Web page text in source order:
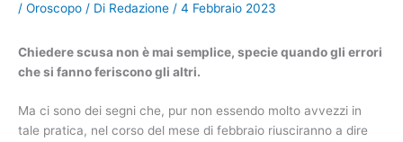
/ Oroscopo / Di Redazione / 4 Febbraio 2023
Chiedere scusa non è mai semplice, specie quando gli errori
che si fanno feriscono gli altri.
Ma ci sono dei segni che, pur non essendo molto avvezzi in
tale pratica, nel corso del mese di febbraio riusciranno a dire